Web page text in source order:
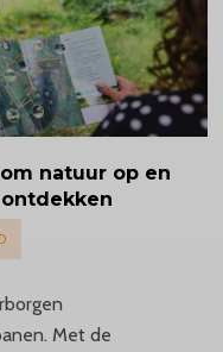
natuur op en
Met de